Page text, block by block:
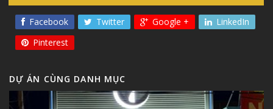
Facebook Twitter Google +
LinkedIn
Pinterest
DỰ ÁN CÙNG DANH MỤC